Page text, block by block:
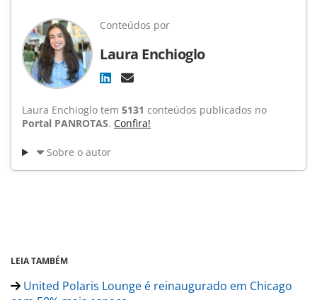
Conteúdos por
Laura Enchioglo
Laura Enchioglo tem 5131 conteúdos publicados no
Portal PANROTAS. Confira!
Sobre o autor
LEIA TAMBÉM
United Polaris Lounge é reinaugurado em Chicago